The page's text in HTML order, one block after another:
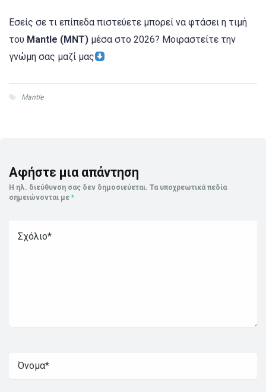
Εσείς σε τι επίπεδα πιστεύετε μπορεί να φτάσει η τιμή
του Mantle (MNT) μέσα στο 2026? Μοιραστείτε την
γνώμη σας μαζί μας
Mantle
Αφήστε μια απάντηση
Η ηλ. διεύθυνση σας δεν δημοσιεύεται. Τα υποχρεωτικά πεδία
σημειώνονται με *